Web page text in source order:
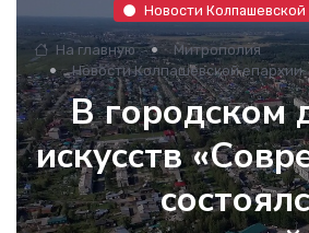
Новости Колпашевской
На главную
Митрополия
Новости Колпашевской епархии
В городском
искусств